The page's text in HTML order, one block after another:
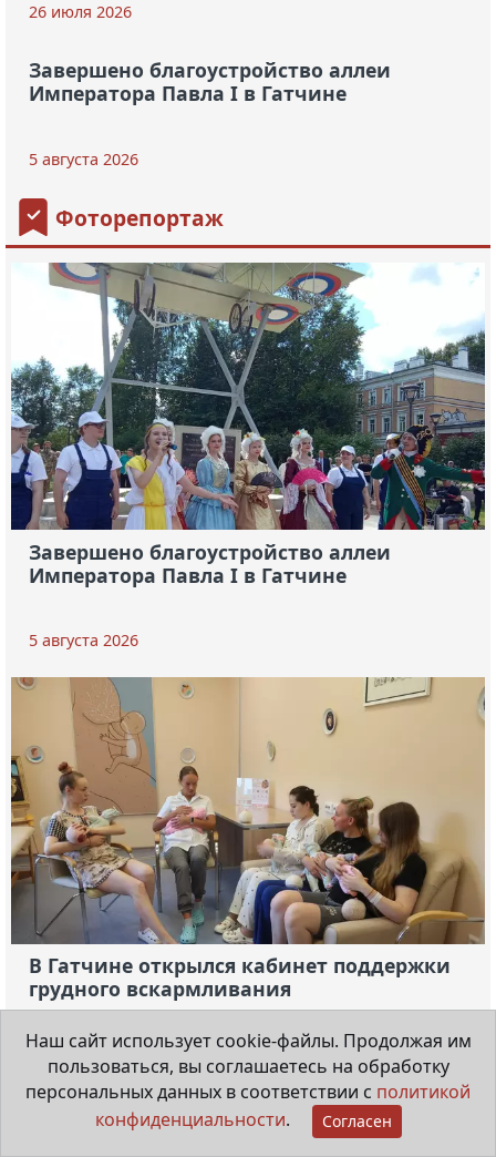
26 июля 2026
Завершено благоустройство аллеи
Императора Павла I в Гатчине
5 августа 2026
Фоторепортаж
Завершено благоустройство аллеи
Императора Павла I в Гатчине
5 августа 2026
В Гатчине открылся кабинет поддержки
грудного вскармливания
31 июля 2026
Наш сайт использует cookie-файлы. Продолжая им
пользоваться, вы соглашаетесь на обработку
персональных данных в соответствии с политикой
конфиденциальности. Согласен